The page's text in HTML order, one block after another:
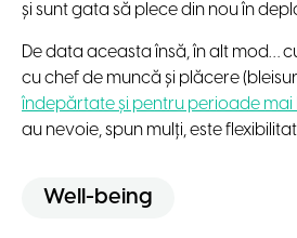
și sunt gata să plece din nou în
De data aceasta însă, în alt mod…
cu chef de muncă și plăcere
îndepărtate și pentru perioade mai
au nevoie, spun mulți, este
Well-being